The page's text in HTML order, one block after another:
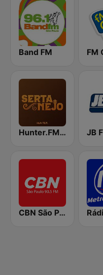
Band FM FM
Hunter.FM - Sertanejo JB
CBN São Paulo